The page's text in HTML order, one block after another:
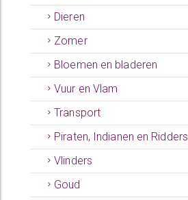
Dieren
Zomer
Bloemen en bladeren
Vuur en Vlam
Transport
Piraten, Indianen en Ridders
Vlinders
Goud